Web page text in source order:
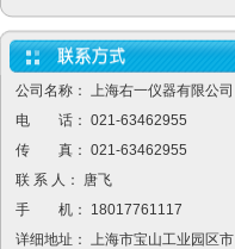
公司名称： 上海右一仪器有限公司
电 话： 021-63462955
传 真： 021-63462955
联 系 人： 唐飞
手 机： 18017761117
详细地址： 上海市宝山工业园区市